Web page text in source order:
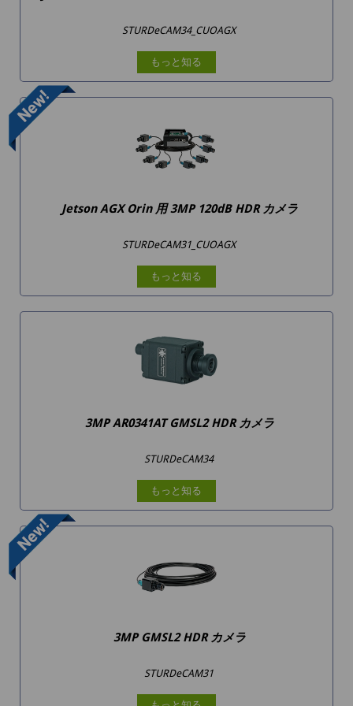
STURDeCAM34_CUOAGX
もっと知る
Jetson AGX Orin 用 3MP 120dB HDR カメラ
STURDeCAM31_CUOAGX
もっと知る
3MP AR0341AT GMSL2 HDR カメラ
STURDeCAM34
もっと知る
3MP GMSL2 HDR カメラ
STURDeCAM31